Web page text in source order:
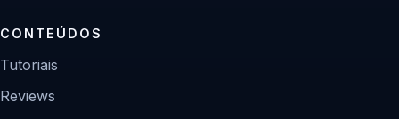
CONTEÚDOS
Tutoriais
Reviews